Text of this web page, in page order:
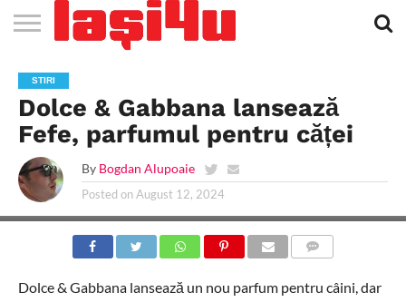
STIRI
APARTAMENTE
NOI IASI
STIRI
IASI
JOBS
IN
IASI
FILME
LA
CINEMA
CLUBURI /
DISCOTECI
BARURI /
CAFENELE
SALI DE
FORTA
SI
FITNESS
SALOANE DE
INFRUMUSETARE
AGENTII
DE
TURISM
IASI
RESTAURANTE
IN IASI
PIZZA
IN
IASI
PISCINA
IN IASI
FLORARII
RADIO
LIVE
IN IASI
SPALATORII
AUTO
TRACTARI
AUTO
TAXI
IN
IASI
CINEMA
TEATRU
HOTELURI
/
PENSIUNI
TEREN
SPORTIV
TEREN
TENIS
IASI
FARMACII
NON
STOP
COFFEE-
TO-GO
FIRME DE
PUBLICITATE
RENT
A
CAR
STIRI
Dolce & Gabbana lansează
Fefe, parfumul pentru căței
By Bogdan Alupoaie
Posted on August 12, 2024
Dolce & Gabbana lansează un nou parfum pentru câini, dar